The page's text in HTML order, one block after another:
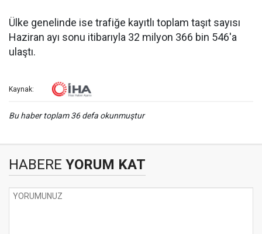
Ülke genelinde ise trafiğe kayıtlı toplam taşıt sayısı
Haziran ayı sonu itibarıyla 32 milyon 366 bin 546'a
ulaştı.
Kaynak:
Bu haber toplam 36 defa okunmuştur
HABERE YORUM KAT